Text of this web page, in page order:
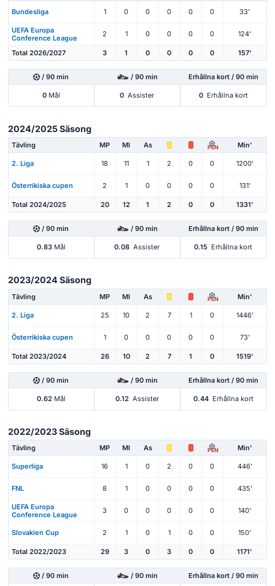
Bundesliga 1 0 0 0 0 0 33'
UEFA Europa
Conference League
2 1 0 0 0 0 124'
Total 2026/2027 3 1 0 0 0 0 157'
/ 90 min / 90 min Erhållna kort / 90 min
0Mål 0 Assister 0 Erhållna kort
2024/2025 Säsong
Tävling MP Ml As PEN Min'
2. Liga 18 11 1 2 0 0 1200'
Österrikiska cupen 2 1 0 0 0 0 131'
Total 2024/2025 20 12 1 2 0 0 1331'
/ 90 min / 90 min Erhållna kort / 90 min
0.83Mål 0.08 Assister 0.15 Erhållna kort
2023/2024 Säsong
Tävling MP Ml As PEN Min'
2. Liga 25 10 2 7 1 0 1446'
Österrikiska cupen 1 0 0 0 0 0 73'
Total 2023/2024 26 10 2 7 1 0 1519'
/ 90 min / 90 min Erhållna kort / 90 min
0.62 Mål 0.12 Assister 0.44 Erhållna kort
2022/2023 Säsong
Tävling MP Ml As PEN Min'
Superliga 16 1 0 2 0 0 446'
FNL 8 1 0 0 0 0 435'
UEFA Europa
Conference League
3 0 0 0 0 0 140'
Slovakien Cup 2 1 0 1 0 0 150'
Total 2022/2023 29 3 0 3 0 0 1171'
/ 90 min / 90 min Erhållna kort / 90 min